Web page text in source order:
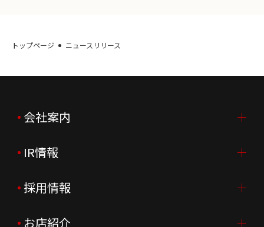
トップページ ニュースリリース
会社案内
会社案内TOP
ご挨拶
会社概要
IR情報
IR情報TOP
ニュースリリース
採用情報
採用情報TOP
お店紹介